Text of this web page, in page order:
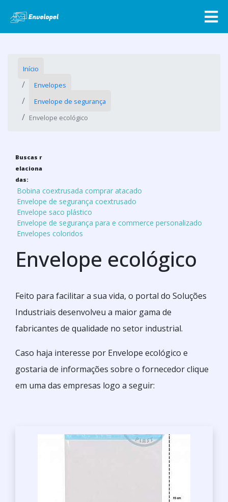
Início
Envelopes
Envelope de segurança
Envelope ecológico
Buscas r
elaciona
das:
Bobina coextrusada comprar atacado
Envelope de segurança coextrusado
Envelope saco plástico
Envelope de segurança para e commerce personalizado
Envelopes coloridos
Envelope ecológico
Feito para facilitar a sua vida, o portal do Soluções
Industriais desenvolveu a maior gama de
fabricantes de qualidade no setor industrial.
Caso haja interesse por Envelope ecológico e
gostaria de informações sobre o fornecedor clique
em uma das empresas logo a seguir: